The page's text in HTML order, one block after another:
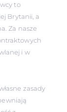
to
Brytanii, a
Za nasze
i w
zasady